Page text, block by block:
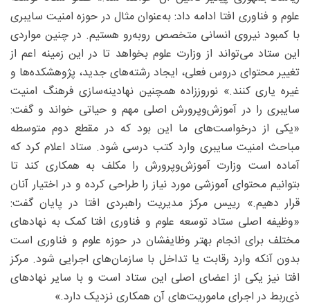
علوم و فناوری افتا ادامه داد: به‌عنوان مثال در حوزه امنیت سایبری
با کمبود نیروی انسانی متخصص روبه‌رو هستیم. در چنین مواردی
این ستاد می‌تواند از وزارت علوم بخواهد تا در این زمینه اعم از
تغییر محتوای دروس فعلی، ایجاد رشته‌های جدید، پژوهشکده‌ها و
غیره یاری کنند.» نوروززاده همچنین نهادینه‌سازی فرهنگ امنیت
سایبری را در آموزش‌وپرورش اصلی مهم و حیاتی خواند و گفت:
«یکی از درخواست‌های ما این بود که در مقطع دوم متوسطه
مباحث امنیت سایبری وارد کتب درسی شود. ستاد اعلام کرد که
آماده است وزارت آموزش‌وپرورش را مکلف به همکاری کند تا
بتوانیم محتوای آموزشی مورد نیاز را طراحی کرده و در اختیار آنان
قرار دهیم.» رییس مرکز مدیریت راهبردی افتا در پایان گفت:
«وظیفه اصلی ستاد توسعه علوم و فناوری افتا کمک به نهادهای
مختلف برای انجام بهتر وظایفشان در حوزه علوم و فناوری است
بدون آنکه وارد رقابت یا تداخل با سازمان‌های اجرایی شود. مرکز
افتا نیز یکی از اعضای اصلی این ستاد است و با سایر نهادهای
ذی‌ربط در اجرای ماموریت‌های آن همکاری نزدیک دارد.»